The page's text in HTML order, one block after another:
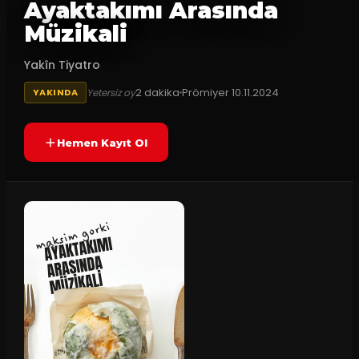
Ayaktakımı Arasında
Müzikali
Yakîn Tiyatro
YAKINDA Yetersiz oy2 dakikaPrömiyer10.11.2024
Hemen Kayıt Ol